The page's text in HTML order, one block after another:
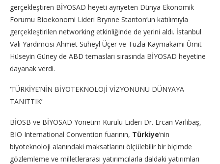
gerçekleştiren BİYOSAD heyeti ayrıyeten Dünya Ekonomik
Forumu Bioekonomi Lideri Brynne Stanton’un katılımıyla
gerçekleştirilen networking etkinliğinde de yerini aldı. İstanbul
Vali Yardımcısı Ahmet Süheyl Üçer ve Tuzla Kaymakamı Ümit
Hüseyin Güney de ABD temasları sırasında BİYOSAD heyetine
dayanak verdi.
‘TÜRKİYE’NİN BİYOTEKNOLOJİ VİZYONUNU DÜNYAYA
TANITTIK’
BİOSB ve BİYOSAD Yönetim Kurulu Lideri Dr. Ercan Varlıbaş,
BIO International Convention fuarının, Türkiye‘nin
biyoteknoloji alanındaki maksatlarını ölçülebilir bir biçimde
gözlemleme ve milletlerarası yatırımcılarla daldaki yatırımları